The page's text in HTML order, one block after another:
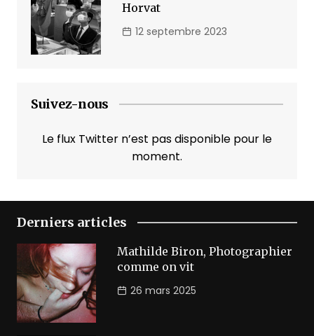
Horvat
12 septembre 2023
Suivez-nous
Le flux Twitter n’est pas disponible pour le
moment.
Derniers articles
Mathilde Biron, Photographier
comme on vit
26 mars 2025